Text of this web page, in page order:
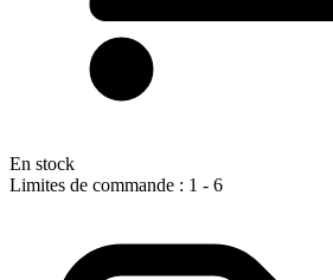
En stock
Limites de commande : 1 - 6